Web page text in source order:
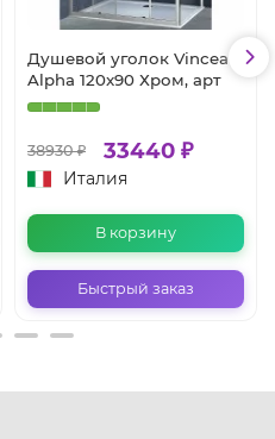
Душевой уголок Vincea
Alpha 120x90 Хром, арт
38930 ₽ 33440 ₽
Италия
В корзину
Быстрый заказ